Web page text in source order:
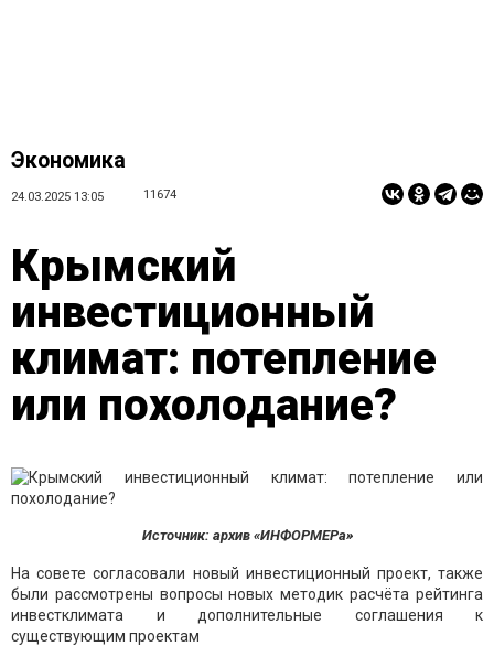
Экономика
24.03.2025 13:05 11674
Крымский
инвестиционный
климат: потепление
или похолодание?
Источник: архив «ИНФОРМЕРа»
На совете согласовали новый инвестиционный проект, также
были рассмотрены вопросы новых методик расчёта рейтинга
инвестклимата и дополнительные соглашения к
существующим проектам